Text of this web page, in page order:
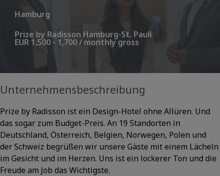
EUR 1,500 - 1,700 / monthly gross
Hamburg
Prize by Radisson Hamburg-St. Pauli
Unternehmensbeschreibung
Prize by Radisson ist ein Design-Hotel ohne Allüren. Und
das sogar zum Budget-Preis. An 19 Standorten in
Deutschland, Österreich, Belgien, Norwegen, Polen und
der Schweiz begrüßen wir unsere Gäste mit einem Lächeln
im Gesicht und im Herzen. Uns ist ein lockerer Ton und die
Freude am Job das Wichtigste.